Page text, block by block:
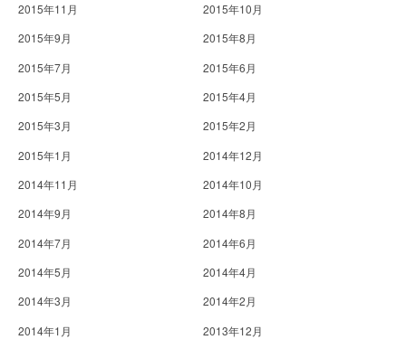
2015年11月
2015年10月
2015年9月
2015年8月
2015年7月
2015年6月
2015年5月
2015年4月
2015年3月
2015年2月
2015年1月
2014年12月
2014年11月
2014年10月
2014年9月
2014年8月
2014年7月
2014年6月
2014年5月
2014年4月
2014年3月
2014年2月
2014年1月
2013年12月